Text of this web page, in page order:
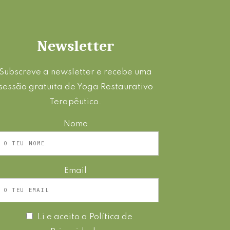
Newsletter
a newsletter e recebe uma
gratuita de Yoga Restaurativo
Terapêutico.
Nome
Email
Li e aceito a Política de